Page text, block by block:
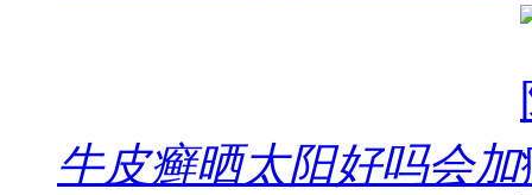
牛皮癣晒太阳好吗会加